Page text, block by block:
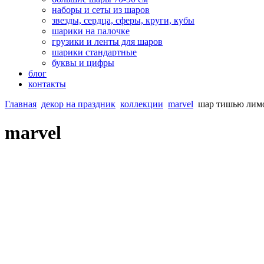
наборы и сеты из шаров
звезды, сердца, сферы, круги, кубы
шарики на палочке
грузики и ленты для шаров
шарики стандартные
буквы и цифры
блог
контакты
Главная декор на праздник коллекции marvel шар тишью
marvel